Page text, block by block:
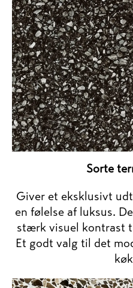
Sorte
Giver et eksklusivt
en følelse af luksus.
stærk visuel kontrast
Et godt valg til det